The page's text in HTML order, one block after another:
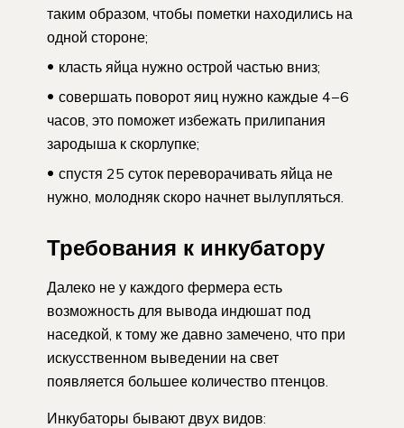
таким образом, чтобы пометки находились на
одной стороне;
класть яйца нужно острой частью вниз;
совершать поворот яиц нужно каждые 4−6
часов, это поможет избежать прилипания
зародыша к скорлупке;
спустя 25 суток переворачивать яйца не
нужно, молодняк скоро начнет вылупляться.
Требования к инкубатору
Далеко не у каждого фермера есть
возможность для вывода индюшат под
наседкой, к тому же давно замечено, что при
искусственном выведении на свет
появляется большее количество птенцов.
Инкубаторы бывают двух видов: